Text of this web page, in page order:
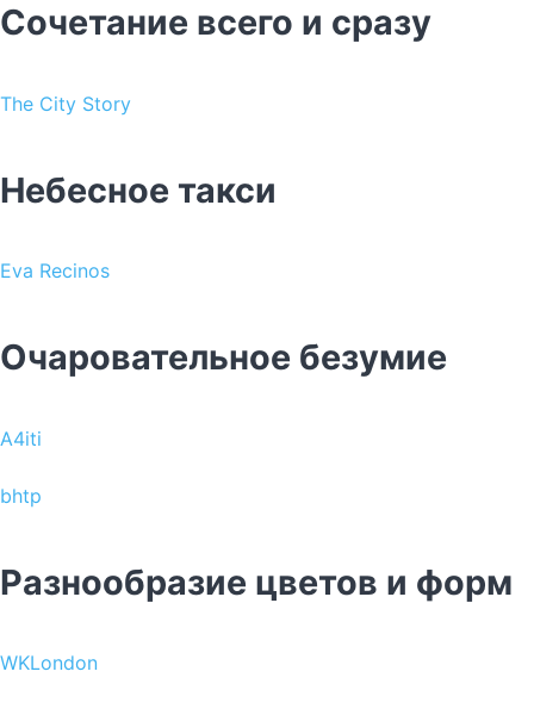
Сочетание всего и сразу
The City Story
Небесное такси
Eva Recinos
Очаровательное безумие
A4iti
bhtp
Разнообразие цветов и форм
WKLondon